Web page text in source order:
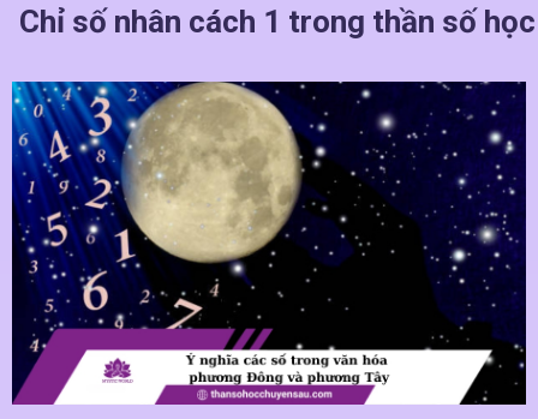
Chỉ số nhân cách 1 trong thần số học